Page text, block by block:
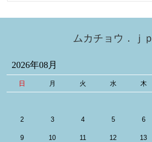
ムカチョウ．ｊｐ
2026年08月
日 月 火 水 木
2 3 4 5 6
9 10 11 12 13